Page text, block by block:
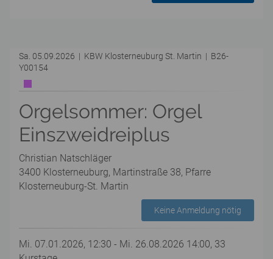
Sa. 05.09.2026 | KBW Klosterneuburg St. Martin | B26-
Y00154
Orgelsommer: Orgel
Einszweidreiplus
Christian Natschläger
3400 Klosterneuburg, Martinstraße 38, Pfarre
Klosterneuburg-St. Martin
Keine Anmeldung nötig
Mi. 07.01.2026, 12:30 - Mi. 26.08.2026 14:00, 33